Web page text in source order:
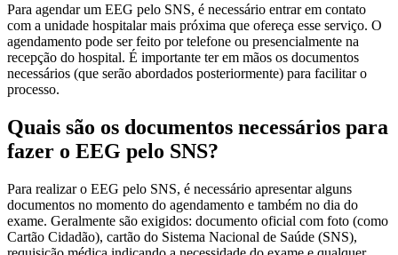
Para agendar um EEG pelo SNS, é necessário entrar em contato
com a unidade hospitalar mais próxima que ofereça esse serviço. O
agendamento pode ser feito por telefone ou presencialmente na
recepção do hospital. É importante ter em mãos os documentos
necessários (que serão abordados posteriormente) para facilitar o
processo.
Quais são os documentos necessários para
fazer o EEG pelo SNS?
Para realizar o EEG pelo SNS, é necessário apresentar alguns
documentos no momento do agendamento e também no dia do
exame. Geralmente são exigidos: documento oficial com foto (como
Cartão Cidadão), cartão do Sistema Nacional de Saúde (SNS),